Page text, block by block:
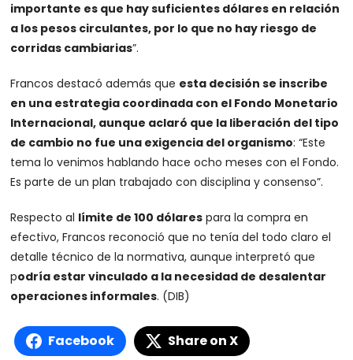
importante es que hay suficientes dólares en relación
a los pesos circulantes, por lo que no hay riesgo de
corridas cambiarias”.
Francos destacó además que esta decisión se inscribe
en una estrategia coordinada con el Fondo Monetario
Internacional, aunque aclaró que la liberación del tipo
de cambio no fue una exigencia del organismo: “Este
tema lo venimos hablando hace ocho meses con el Fondo.
Es parte de un plan trabajado con disciplina y consenso”.
Respecto al límite de 100 dólares para la compra en
efectivo, Francos reconoció que no tenía del todo claro el
detalle técnico de la normativa, aunque interpretó que
podría estar vinculado a la necesidad de desalentar
operaciones informales. (DIB)
Facebook Share on X